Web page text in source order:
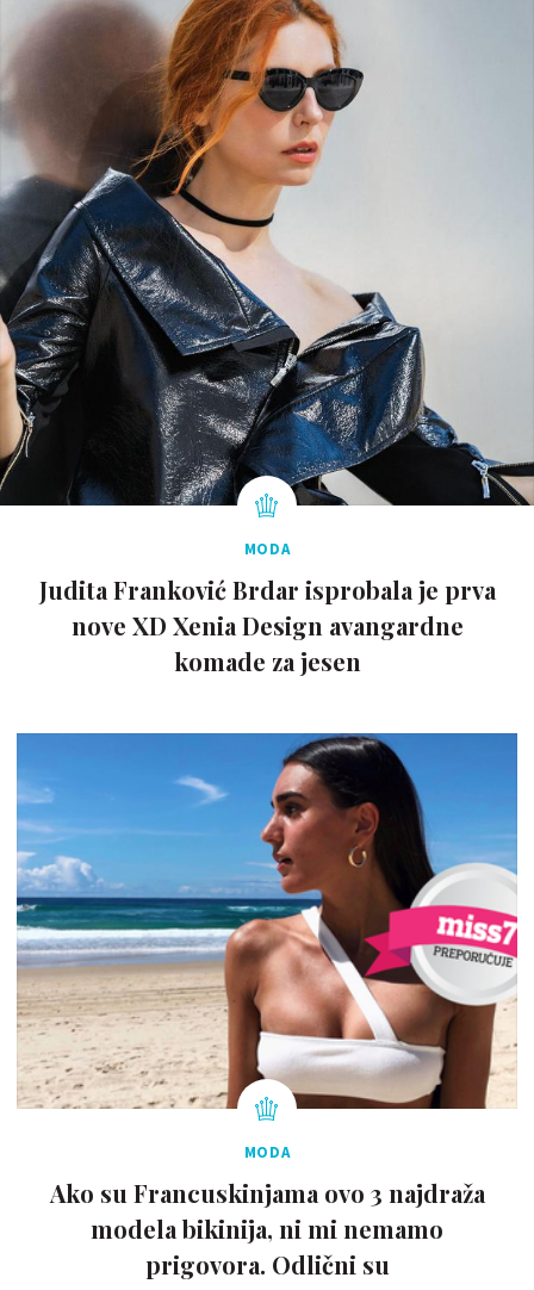
MODA
Judita Franković Brdar isprobala je prva
nove XD Xenia Design avangardne
komade za jesen
MODA
Ako su Francuskinjama ovo 3 najdraža
modela bikinija, ni mi nemamo
prigovora. Odlični su